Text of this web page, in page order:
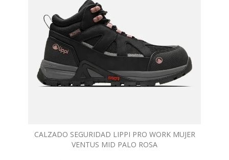
CALZADO SEGURIDAD LIPPI PRO WORK MUJER
VENTUS MID PALO ROSA